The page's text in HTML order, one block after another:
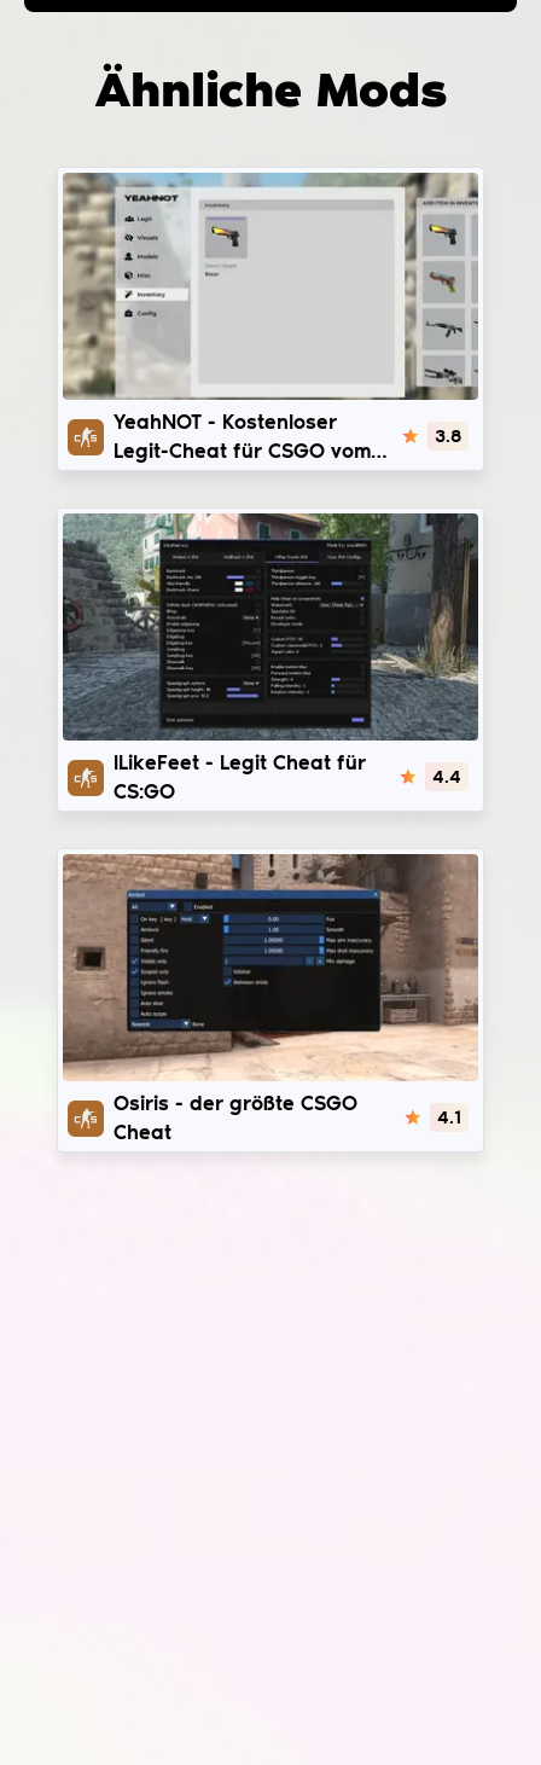
Ähnliche Mods
YeahNOT
YeahNOT - Kostenloser
Legit-Cheat für CSGO vom
3.8
ILikeFeet
ILikeFeet - Legit Cheat für
CS:GO
4.4
Osiris
Osiris - der größte CSGO
Cheat
4.1